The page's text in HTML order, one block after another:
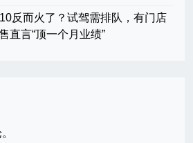
反而火了？试驾需排队，有门店
直言“顶一个月业绩”